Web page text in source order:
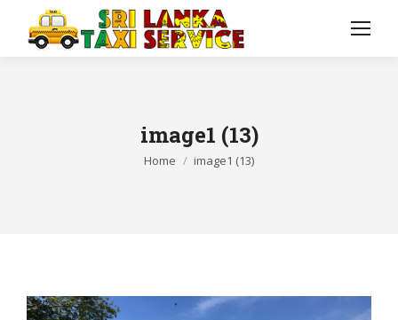
image1 (13)
You are here:
Home image1 (13)